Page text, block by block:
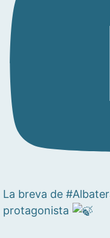
La breva de
protagonista